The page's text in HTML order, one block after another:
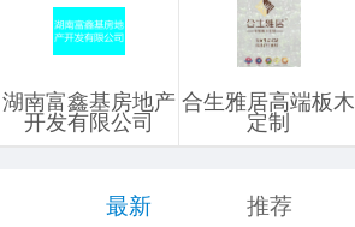
湖南富鑫基房地产
开发有限公司
合生雅居高端板木
定制
最新 推荐